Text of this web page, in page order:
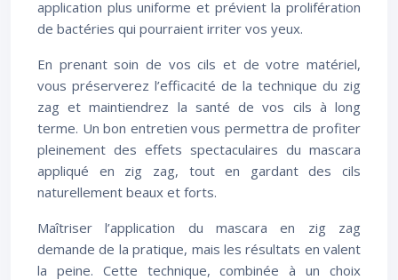
application plus uniforme et prévient la prolifération
de bactéries qui pourraient irriter vos yeux.
En prenant soin de vos cils et de votre matériel,
vous préserverez l’efficacité de la technique du zig
zag et maintiendrez la santé de vos cils à long
terme. Un bon entretien vous permettra de profiter
pleinement des effets spectaculaires du mascara
appliqué en zig zag, tout en gardant des cils
naturellement beaux et forts.
Maîtriser l’application du mascara en zig zag
demande de la pratique, mais les résultats en valent
la peine. Cette technique, combinée à un choix